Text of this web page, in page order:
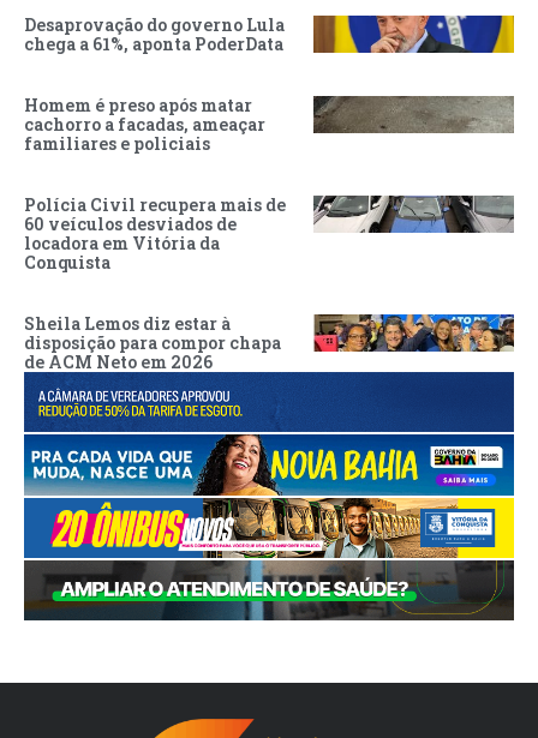
Desaprovação do governo Lula
chega a 61%, aponta PoderData
Homem é preso após matar
cachorro a facadas, ameaçar
familiares e policiais
Polícia Civil recupera mais de
60 veículos desviados de
locadora em Vitória da
Conquista
Sheila Lemos diz estar à
disposição para compor chapa
de ACM Neto em 2026